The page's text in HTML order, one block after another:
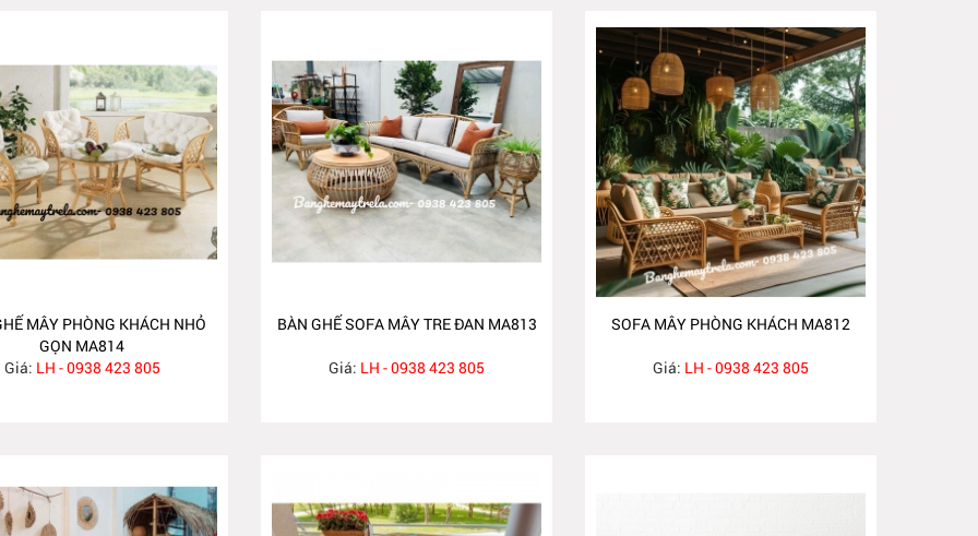
MÂY PHÒNG KHÁCH NHỎ
GỌN MA814
Giá: LH - 0938 423 805
BÀN GHẾ SOFA MÂY TRE ĐAN MA813
Giá: LH - 0938 423 805
SOFA MÂY PHÒNG KHÁCH MA812
Giá: LH - 0938 423 805